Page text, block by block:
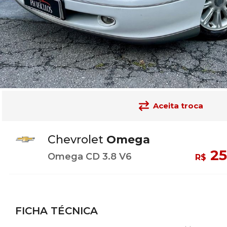
Aceita troca
Chevrolet Omega
Omega CD 3.8 V6 R$
FICHA TÉCNICA